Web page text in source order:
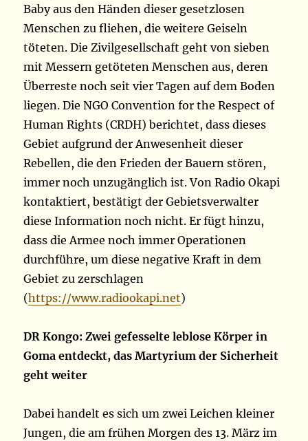
Baby aus den Händen dieser gesetzlosen
Menschen zu fliehen, die weitere Geiseln
töteten. Die Zivilgesellschaft geht von sieben
mit Messern getöteten Menschen aus, deren
Überreste noch seit vier Tagen auf dem Boden
liegen. Die NGO Convention for the Respect of
Human Rights (CRDH) berichtet, dass dieses
Gebiet aufgrund der Anwesenheit dieser
Rebellen, die den Frieden der Bauern stören,
immer noch unzugänglich ist. Von Radio Okapi
kontaktiert, bestätigt der Gebietsverwalter
diese Information noch nicht. Er fügt hinzu,
dass die Armee noch immer Operationen
durchführe, um diese negative Kraft in dem
Gebiet zu zerschlagen
(https://www.radiookapi.net)
DR Kongo: Zwei gefesselte leblose Körper in
Goma entdeckt, das Martyrium der Sicherheit
geht weiter
Dabei handelt es sich um zwei Leichen kleiner
Jungen, die am frühen Morgen des 13. März im